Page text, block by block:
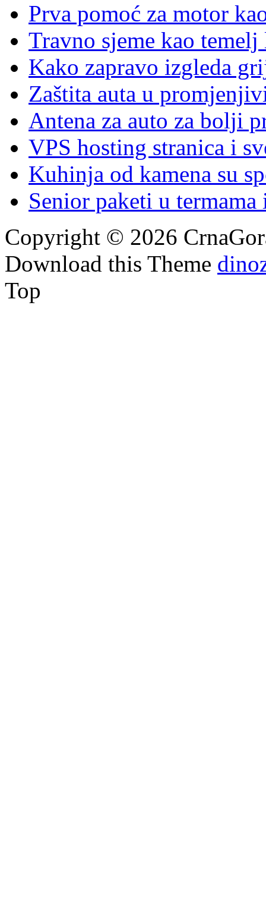
Prva pomoć za motor
Travno sjeme kao
Kako zapravo izgleda
Zaštita auta u
Antena za auto za bolji
VPS hosting stranica i
Kuhinja od kamena su
Senior paketi u
Copyright © 2026
Download this Theme
Top